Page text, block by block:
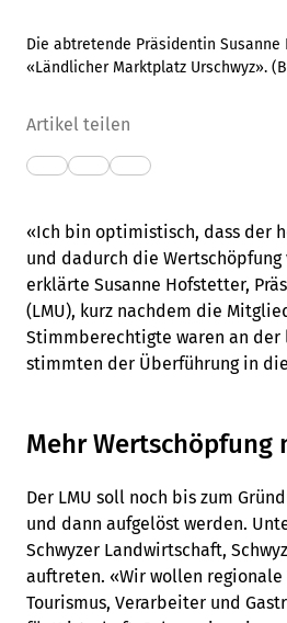
Die abtretende Präsidentin
«Ländlicher Marktplatz Urschwyz».
Artikel teilen
«Ich bin optimistisch, dass der
und dadurch die
erklärte Susanne Hofstetter,
(LMU), kurz nachdem die
Stimmberechtigte waren an der
stimmten der Überführung in
Mehr Wertschöpfung
Der LMU soll noch bis zum
und dann aufgelöst werden.
Schwyzer Landwirtschaft,
auftreten. «Wir wollen
Tourismus, Verarbeiter und